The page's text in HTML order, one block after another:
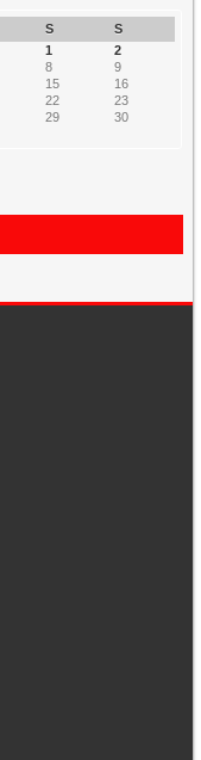
S
S
1
2
8
9
15
16
22
23
29
30